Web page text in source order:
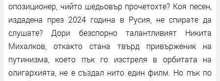
опозиционер, чийто шедьовър прочетохте? Коя песен,
издадена през 2024 година в Русия, не спирате да
слушате? Дори безспорно талантливият Никита
Михалков, откакто стана твърд привърженик на
путинизма, което пък го изстреля в орбитата на
олигархията, не е създал нито един филм. Но пък по